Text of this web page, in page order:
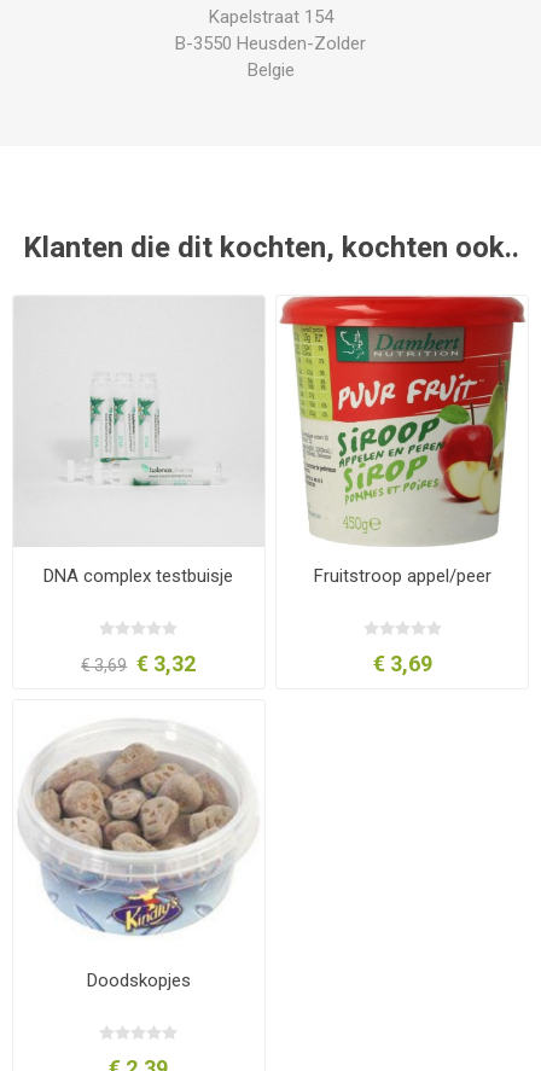
Kapelstraat 154
B-3550 Heusden-Zolder
Belgie
Klanten die dit kochten, kochten ook..
DNA complex testbuisje
€ 3,69 € 3,32
Fruitstroop appel/peer
€ 3,69
Doodskopjes